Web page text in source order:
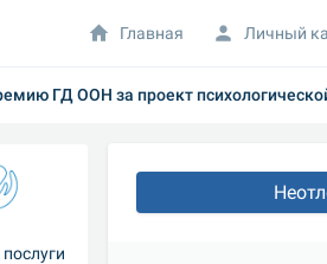
ГД ООН за проект
послуги
Главная Личный